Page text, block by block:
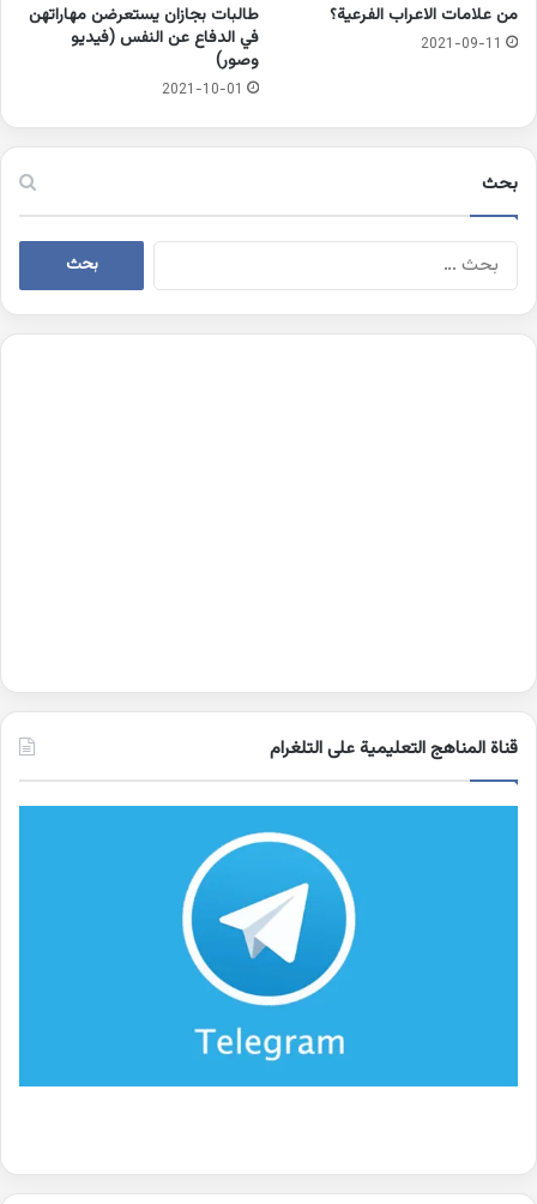
من علامات الاعراب الفرعية؟
2021-09-11
طالبات بجازان يستعرضن مهاراتهن
في الدفاع عن النفس (فيديو
وصور)
2021-10-01
بحث
البحث
قناة المناهج التعليمية على التلغرام